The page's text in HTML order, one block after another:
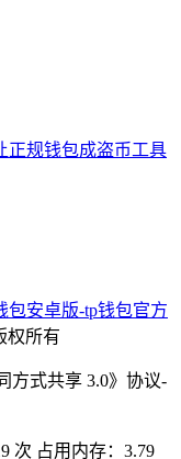
正规钱包成盗币工具
包安卓版-tp钱包官方
权所有
方式共享 3.0》协议-
次 占用内存：3.79